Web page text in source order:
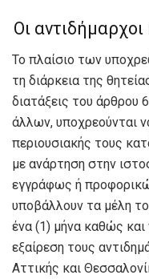
Οι
Το πλαίσιο των
τη διάρκεια της
διατάξεις του
άλλων, υποχρεούνται
περιουσιακής τους
με ανάρτηση στην
εγγράφως ή
υποβάλλουν τα μέλη
ένα (1) μήνα καθώς και
εξαίρεση τους
Αττικής και